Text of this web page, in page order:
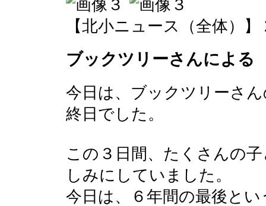
【北小ニュース（全体）】
ブックツリーさんによ
今日は、ブックツリーさ
終日でした。
この３日間、たくさんの
しみにしていました。
今日は、６年間の最後と